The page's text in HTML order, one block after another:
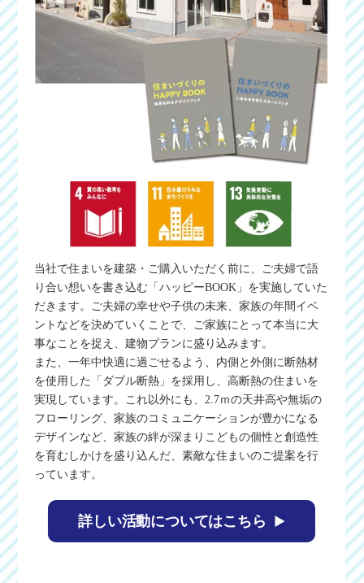
当社で住まいを建築・ご購入いただく前に、ご夫婦で語
り合い想いを書き込む「ハッピーBOOK」を実施していた
だきます。ご夫婦の幸せや子供の未来、家族の年間イベ
ントなどを決めていくことで、ご家族にとって本当に大
事なことを捉え、建物プランに盛り込みます。
また、一年中快適に過ごせるよう、内側と外側に断熱材
を使用した「ダブル断熱」を採用し、高断熱の住まいを
実現しています。これ以外にも、2.7ｍの天井高や無垢の
フローリング、家族のコミュニケーションが豊かになる
デザインなど、家族の絆が深まりこどもの個性と創造性
を育むしかけを盛り込んだ、素敵な住まいのご提案を行
っています。
詳しい活動についてはこちら